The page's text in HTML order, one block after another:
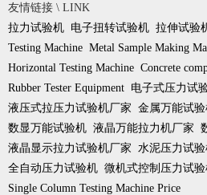
友情链接 \ LINK
拉力试验机 电子扭转试验机 拉伸试验
Testing Machine Metal Sample Making
Horizontal Testing Machine Concrete
Rubber Tester Equipment 电子式压力试
液压式拉压力试验机厂家 金属万能试
数显万能试验机 液晶万能拉力机厂家
液晶显示拉力试验机厂家 水泥压力试
全自动压力试验机 微机式控制压力试
Single Column Testing Machine Price